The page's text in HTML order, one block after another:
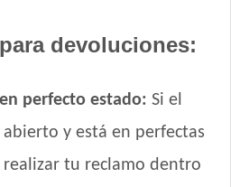
devoluciones:
perfecto estado: Si el
y está en perfectas
tu reclamo dentro